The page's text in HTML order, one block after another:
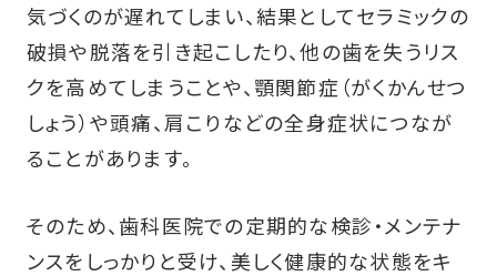
気づくのが遅れてしまい、結果としてセラミックの
破損や脱落を引き起こしたり、他の歯を失うリス
クを高めてしまうことや、顎関節症（がくかんせつ
しょう）や頭痛、肩こりなどの全身症状につなが
ることがあります。
そのため、歯科医院での定期的な検診・メンテナ
ンスをしっかりと受け、美しく健康的な状態をキ